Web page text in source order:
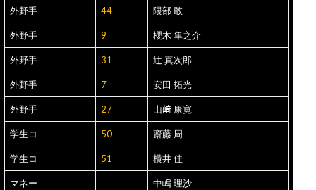
外野手 44 隈部 敢
外野手 9 櫻木 隼之介
外野手 31 辻 真次郎
外野手 7 安田 拓光
外野手 27 山﨑 康寛
学生コ 50 齋藤 周
学生コ 51 横井 佳
マネー 中嶋 理沙